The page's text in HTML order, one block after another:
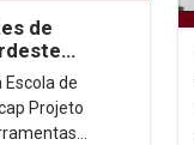
de
de
de